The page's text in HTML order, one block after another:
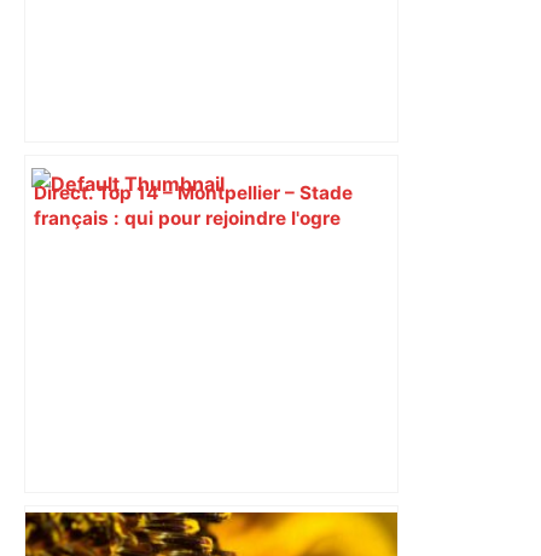
Direct. Top 14 – Montpellier – Stade
français : qui pour rejoindre l'ogre
Capilla en bleu ciel pour combien de